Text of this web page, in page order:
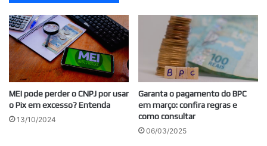
MEI pode perder o CNPJ por usar
o Pix em excesso? Entenda
13/10/2024
Garanta o pagamento do BPC
em março: confira regras e
como consultar
06/03/2025